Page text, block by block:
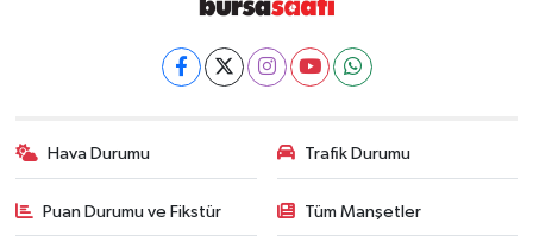
Hava Durumu Trafik Durumu
Puan Durumu ve Fikstür Tüm Manşetler